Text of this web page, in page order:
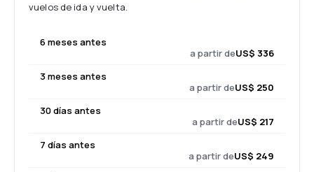
vuelos de ida y vuelta.
6 meses antes
a partir deUS$ 336
3 meses antes
a partir deUS$ 250
30 días antes
a partir deUS$ 217
7 días antes
a partir deUS$ 249